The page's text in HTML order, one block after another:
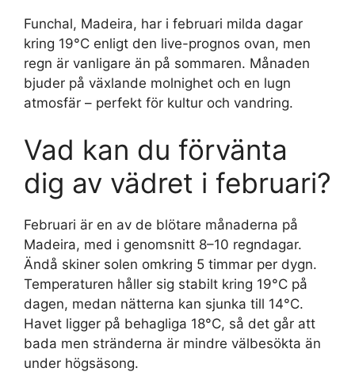
Funchal, Madeira, har i februari milda dagar
kring 19°C enligt den live-prognos ovan, men
regn är vanligare än på sommaren. Månaden
bjuder på växlande molnighet och en lugn
atmosfär – perfekt för kultur och vandring.
Vad kan du förvänta
dig av vädret i februari?
Februari är en av de blötare månaderna på
Madeira, med i genomsnitt 8–10 regndagar.
Ändå skiner solen omkring 5 timmar per dygn.
Temperaturen håller sig stabilt kring 19°C på
dagen, medan nätterna kan sjunka till 14°C.
Havet ligger på behagliga 18°C, så det går att
bada men stränderna är mindre välbesökta än
under högsäsong.